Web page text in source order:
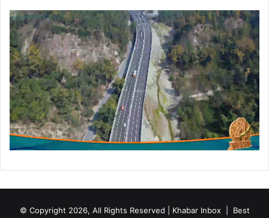
© Copyright 2026, All Rights Reserved | Khabar Inbox | Best